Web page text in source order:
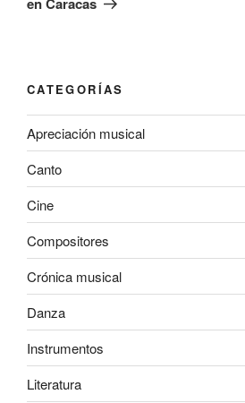
CATEGORÍAS
Apreciación musical
Canto
Cine
Compositores
Crónica musical
Danza
Instrumentos
Literatura